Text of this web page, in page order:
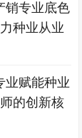
销专业底色
种业从业
业赋能种业
的创新核